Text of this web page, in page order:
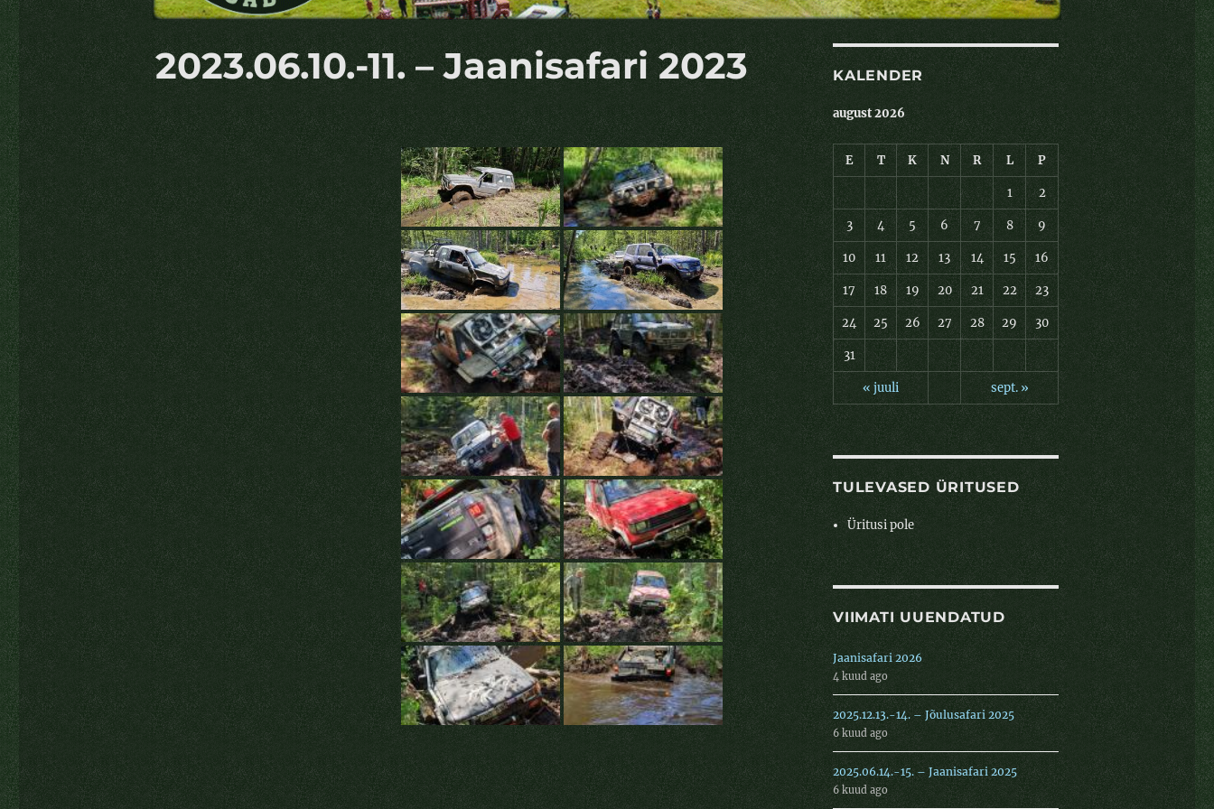
2023.06.10.-11. – Jaanisafari 2023 KALENDER
august 2026
E T K N R L P
1 2
3 4 5 6 7 8 9
10 11 12 13 14 15 16
17 18 19 20 21 22 23
24 25 26 27 28 29 30
31
« juuli sept. »
TULEVASED ÜRITUSED
Üritusi pole
VIIMATI UUENDATUD
Jaanisafari 2026
4 kuud ago
2025.12.13.-14. – Jõulusafari 2025
6 kuud ago
2025.06.14.-15. – Jaanisafari 2025
6 kuud ago